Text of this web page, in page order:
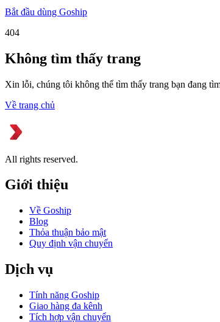
Bắt đầu dùng Goship
404
Không tìm thấy trang
Xin lỗi, chúng tôi không thể tìm thấy trang bạn đang
Về trang chủ
All rights reserved.
Giới thiệu
Về Goship
Blog
Thỏa thuận bảo mật
Quy định vận chuyển
Dịch vụ
Tính năng Goship
Giao hàng đa kênh
Tích hợp vận chuyển